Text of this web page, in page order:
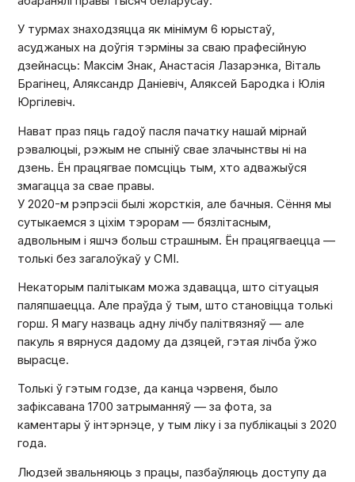
У турмах знаходзяцца як мінімум 6 юрыстаў,
асуджаных на доўгія тэрміны за сваю прафесійную
дзейнасць: Максім Знак, Анастасія Лазарэнка, Віталь
Брагінец, Аляксандр Даніевіч, Аляксей Бародка і Юлія
Юргілевіч.
Нават праз пяць гадоў пасля пачатку нашай мірнай
рэвалюцыі, рэжым не спыніў свае злачынствы ні на
дзень. Ён працягвае помсціць тым, хто адважыўся
змагацца за свае правы.
У 2020-м рэпрэсіі былі жорсткія, але бачныя. Сёння мы
сутыкаемся з ціхім тэрорам — бязлітасным,
адвольным і яшчэ больш страшным. Ён працягваецца —
толькі без загалоўкаў у СМІ.
Некаторым палітыкам можа здавацца, што сітуацыя
паляпшаецца. Але праўда ў тым, што становіцца толькі
горш. Я магу назваць адну лічбу палітвязняў — але
пакуль я вярнуся дадому да дзяцей, гэтая лічба ўжо
вырасце.
Толькі ў гэтым годзе, да канца чэрвеня, было
зафіксавана 1700 затрыманняў — за фота, за
каментары ў інтэрнэце, у тым ліку і за публікацыі з 2020
года.
Людзей звальняюць з працы, пазбаўляюць доступу да